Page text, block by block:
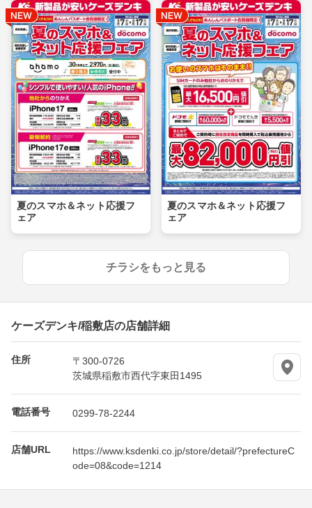
夏のスマホ＆ネット応援フ
ェア
夏のスマホ＆ネット応援フ
ェア
チラシをもっと見る
ケーズデンキ/稲敷店の店舗詳細
住所
〒300-0726
茨城県稲敷市西代字東田1495
電話番号 0299-78-2244
店舗URL
https://www.ksdenki.co.jp/store/detail/?prefectureC
ode=08&code=1214